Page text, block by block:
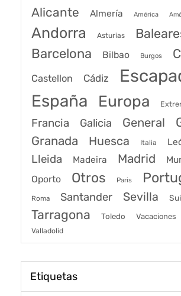
Alicante Almería América
Andorra Asturias
Barcelona Bilbao Burgos
Castellon Cádiz
España Europa
Francia Galicia General
Granada Huesca Italia
Lleida Madeira Madrid
Oporto Otros Paris
Roma Santander Sevilla
Tarragona Toledo Vacaciones
Valladolid
Etiquetas